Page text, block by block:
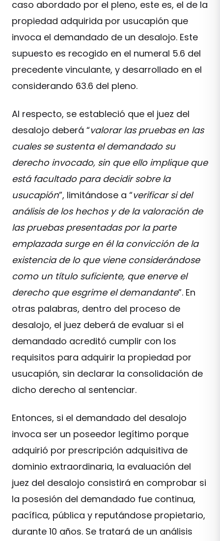
caso abordado por el pleno, este es, el de la
propiedad adquirida por usucapión que
invoca el demandado de un desalojo. Este
supuesto es recogido en el numeral 5.6 del
precedente vinculante, y desarrollado en el
considerando 63.6 del pleno.
Al respecto, se estableció que el juez del
desalojo deberá “valorar las pruebas en las
cuales se sustenta el demandado su
derecho invocado, sin que ello implique que
está facultado para decidir sobre la
usucapión”, limitándose a “verificar si del
análisis de los hechos y de la valoración de
las pruebas presentadas por la parte
emplazada surge en él la convicción de la
existencia de lo que viene considerándose
como un título suficiente, que enerve el
derecho que esgrime el demandante”. En
otras palabras, dentro del proceso de
desalojo, el juez deberá de evaluar si el
demandado acreditó cumplir con los
requisitos para adquirir la propiedad por
usucapión, sin declarar la consolidación de
dicho derecho al sentenciar.
Entonces, si el demandado del desalojo
invoca ser un poseedor legítimo porque
adquirió por prescripción adquisitiva de
dominio extraordinaria, la evaluación del
juez del desalojo consistirá en comprobar si
la posesión del demandado fue continua,
pacífica, pública y reputándose propietario,
durante 10 años. Se tratará de un análisis